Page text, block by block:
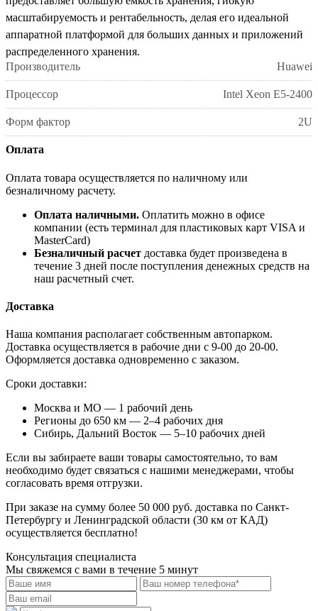
масштабируемость и рентабельность, делая его идеальной
аппаратной платформой для больших данных и приложений
распределенного хранения.
Производитель
Huawei
Процессор Intel Xeon E5-2400
Форм фактор 2U
Оплата
Оплата товара осуществляется по наличному или
безналичному расчету.
Оплата наличными. Оплатить можно в офисе
компании (есть терминал для пластиковых карт VISA и
MasterCard)
Безналичный расчет доставка будет произведена в
течение 3 дней после поступления денежных средств на
наш расчетный счет.
Доставка
Наша компания располагает собственным автопарком.
Доставка осуществляется в рабочие дни с 9-00 до 20-00.
Оформляется доставка одновременно с заказом.
Сроки доставки:
Москва и МО — 1 рабочий день
Регионы до 650 км — 2–4 рабочих дня
Сибирь, Дальний Восток — 5–10 рабочих дней
Если вы забираете ваши товары самостоятельно, то вам
необходимо будет связаться с нашими менеджерами, чтобы
согласовать время отгрузки.
При заказе на сумму более 50 000 руб. доставка по Санкт-
Петербургу и Ленинградской области (30 км от КАД)
осуществляется бесплатно!
Консультация специалиста
Мы свяжемся с вами в течение 5 минут